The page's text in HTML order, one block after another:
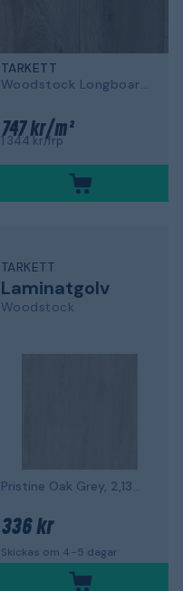
TARKETT
Woodstock Longboards
747 kr/m²
1 344 kr/frp
TARKETT
Laminatgolv
Woodstock
Pristine Oak Grey, 2,13m² per paket
336 kr
Skickas om 4-5 dagar